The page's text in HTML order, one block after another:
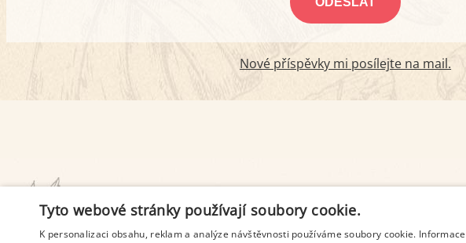
Nové příspěvky mi posílejte na mail.
PODMÍNKY UŽITÍ ZÁSADY OCHRANY
Tyto webové stránky používají soubory cookie.
K personalizaci obsahu, reklam a analýze návštěvnosti používáme soubory cookie.